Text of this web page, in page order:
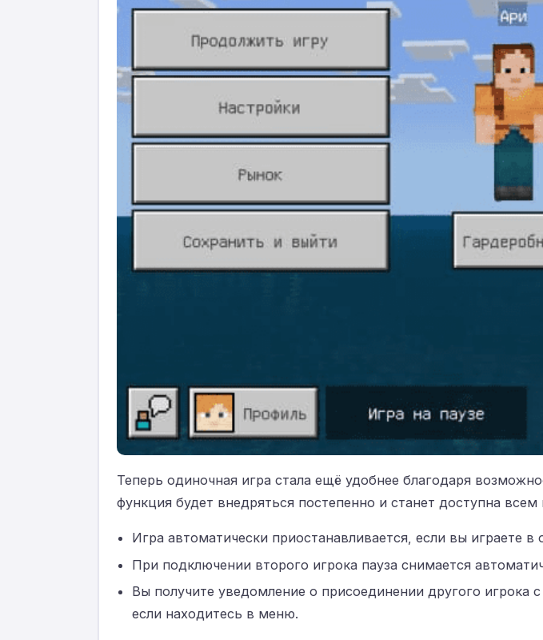
Теперь одиночная игра стала ещё удобнее благодаря
функция будет внедряться постепенно и станет доступна
Игра автоматически приостанавливается, если вы играете
При подключении второго игрока пауза снимается
Вы получите уведомление о присоединении другого
если находитесь в меню.